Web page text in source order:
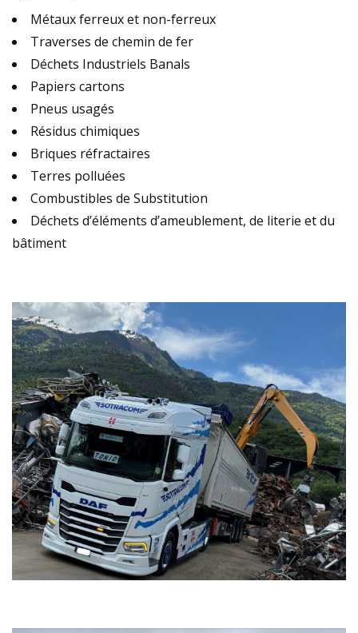
Métaux ferreux et non-ferreux
Traverses de chemin de fer
Déchets Industriels Banals
Papiers cartons
Pneus usagés
Résidus chimiques
Briques réfractaires
Terres polluées
Combustibles de Substitution
Déchets d’éléments d’ameublement, de literie et du
bâtiment